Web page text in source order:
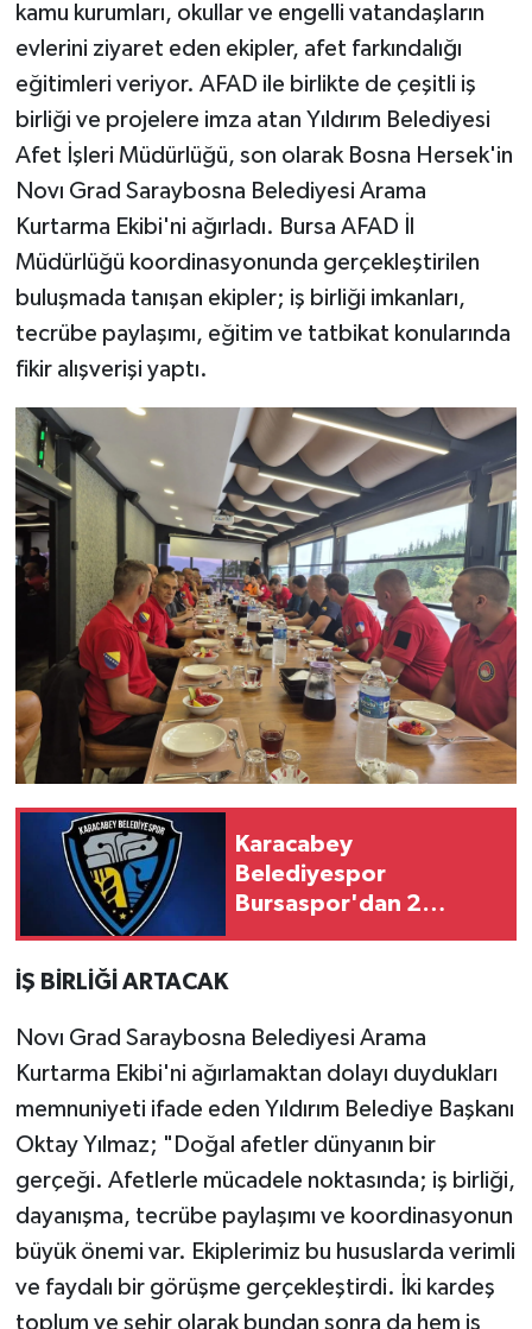
kamu kurumları, okullar ve engelli vatandaşların
evlerini ziyaret eden ekipler, afet farkındalığı
eğitimleri veriyor. AFAD ile birlikte de çeşitli iş
birliği ve projelere imza atan Yıldırım Belediyesi
Afet İşleri Müdürlüğü, son olarak Bosna Hersek'in
Novı Grad Saraybosna Belediyesi Arama
Kurtarma Ekibi'ni ağırladı. Bursa AFAD İl
Müdürlüğü koordinasyonunda gerçekleştirilen
buluşmada tanışan ekipler; iş birliği imkanları,
tecrübe paylaşımı, eğitim ve tatbikat konularında
fikir alışverişi yaptı.
Karacabey
Belediyespor
Bursaspor'dan 2
İŞ BİRLİĞİ ARTACAK
Novı Grad Saraybosna Belediyesi Arama
Kurtarma Ekibi'ni ağırlamaktan dolayı duydukları
memnuniyeti ifade eden Yıldırım Belediye Başkanı
Oktay Yılmaz; "Doğal afetler dünyanın bir
gerçeği. Afetlerle mücadele noktasında; iş birliği,
dayanışma, tecrübe paylaşımı ve koordinasyonun
büyük önemi var. Ekiplerimiz bu hususlarda verimli
ve faydalı bir görüşme gerçekleştirdi. İki kardeş
toplum ve şehir olarak bundan sonra da hem iş